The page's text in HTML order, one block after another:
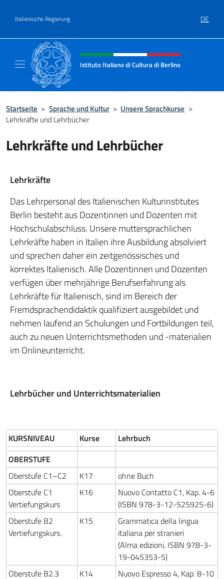
Italienische Regierung DE
Header-Site, Social und Menü
Istituto Italiano di Cultura di Berlino
Startseite > Sprache und Kultur > Unsere Sprachkurse >
Lehrkräfte und Lehrbücher
Lehrkräfte und Lehrbücher
Lehrkräfte
Das Lehrpersonal des Italienischen Kulturinstitutes
Berlin besteht aus Dozentinnen und Dozenten mit
Hochschulabschluss. Unsere muttersprachlichen
Lehrkräfte haben in Italien ihre Ausbildung absolviert
und sprechen daher ein zeitgenössisches und
korrektes Italienisch. Alle Dozentinnen und Dozenten
verfügen über mehrjährige Berufserfahrung als
Lehrkräfte für Italienisch, sind im Bereich der
Fremdsprachendidaktik qualifiziert ausgebildet und
nehmen laufend an Schulungen und Fortbildungen teil,
auch zu neuen Unterrichtsmethoden und -materialien
im Onlineunterricht.
Lehrbücher und Unterrichtsmaterialien
KURSNIVEAU Kurse
Lehrbuch
OBERSTUFE
Oberstufe C1–C2
K17
ohne Buch
Oberstufe C1
Vertiefungskurs
K16
Nuovo Contatto C1, Kap. 4-6
(ISBN 978-3-12-525925-6)
Oberstufe B2
Vertiefungskurs.
K15
Grammatica della lingua
italiana per stranieri
(Alma edizioni, ISBN 978-3-
19-045353-5)
Oberstufe B2.3
K14
Nuovo Espresso 4, Kap. 8-10